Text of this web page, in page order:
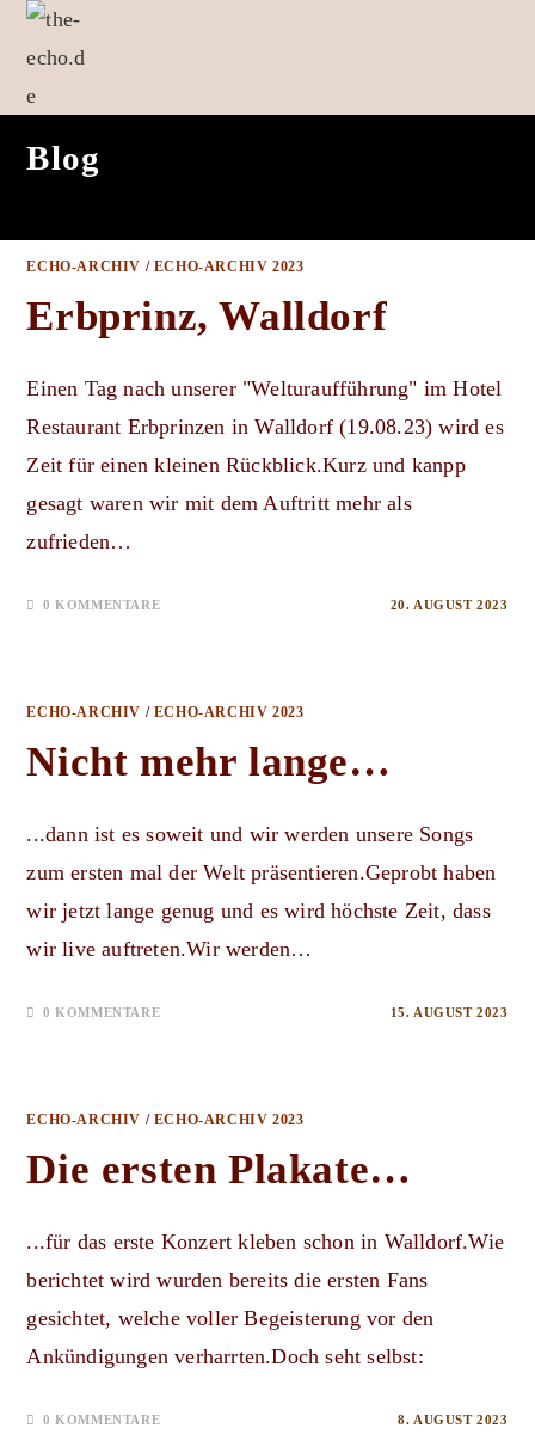
Zum
Blog
ECHO-ARCHIV / ECHO-ARCHIV 2023
Erbprinz, Walldorf
Einen Tag nach unserer "Welturaufführung" im Hotel
Restaurant Erbprinzen in Walldorf (19.08.23) wird es
Zeit für einen kleinen Rückblick.Kurz und kanpp
gesagt waren wir mit dem Auftritt mehr als
zufrieden…
0 KOMMENTARE 20. AUGUST 2023
ECHO-ARCHIV / ECHO-ARCHIV 2023
Nicht mehr lange…
...dann ist es soweit und wir werden unsere Songs
zum ersten mal der Welt präsentieren.Geprobt haben
wir jetzt lange genug und es wird höchste Zeit, dass
wir live auftreten.Wir werden…
0 KOMMENTARE 15. AUGUST 2023
ECHO-ARCHIV / ECHO-ARCHIV 2023
Die ersten Plakate…
...für das erste Konzert kleben schon in Walldorf.Wie
berichtet wird wurden bereits die ersten Fans
gesichtet, welche voller Begeisterung vor den
Ankündigungen verharrten.Doch seht selbst:
0 KOMMENTARE 8. AUGUST 2023